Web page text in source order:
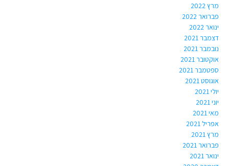
מרץ 2022
פברואר 2022
ינואר 2022
דצמבר 2021
נובמבר 2021
אוקטובר 2021
ספטמבר 2021
אוגוסט 2021
יולי 2021
יוני 2021
מאי 2021
אפריל 2021
מרץ 2021
פברואר 2021
ינואר 2021